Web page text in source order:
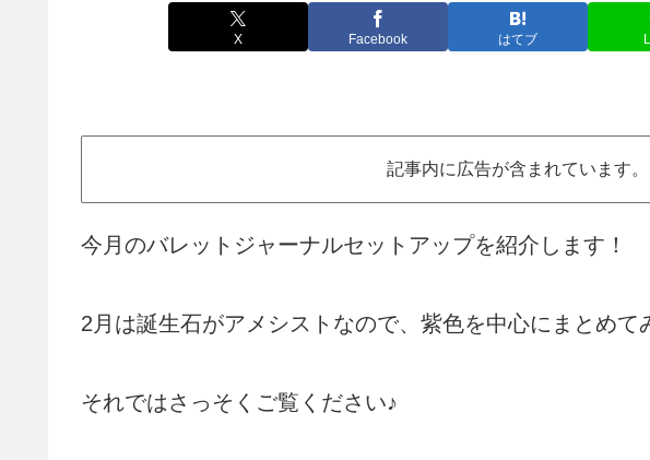
X Facebook はてブ
記事内に広告が含まれています。
今月のバレットジャーナルセットアップを紹介します！
2月は誕生石がアメシストなので、紫色を中心にまとめて
それではさっそくご覧ください♪